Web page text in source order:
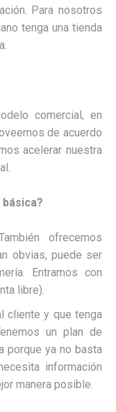
Para nosotros
tenga una tienda
comercial, en
de acuerdo
acelerar nuestra
ofrecemos
obvias, puede ser
Entramos con
libre).
cliente y que tenga
un plan de
porque ya no basta
información
manera posible.